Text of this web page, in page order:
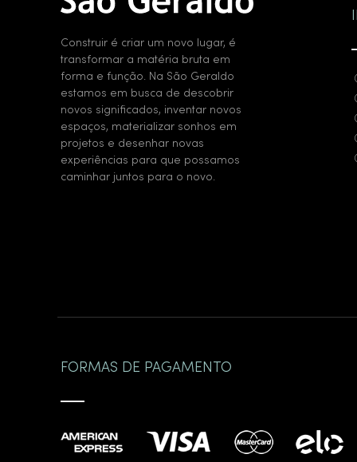
Construir é criar um novo lugar, é
transformar a matéria bruta em
forma e função. Na São Geraldo
estamos em busca de descobrir
novos significados, inventar novos
espaços, materializar sonhos em
projetos e desenhar novas
experiências para que possamos
caminhar juntos para o novo.
FORMAS DE PAGAMENTO